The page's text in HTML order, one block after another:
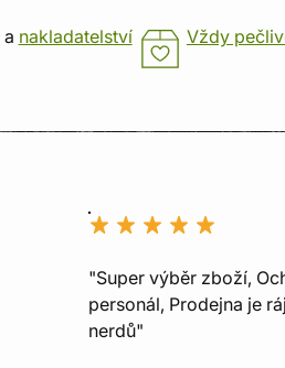
a nakladatelství Vždy
"Super výběr zboží,
personál, Prodejna je
nerdů"